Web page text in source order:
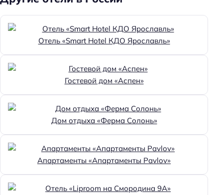
Отель «Smart Hotel КДО Ярославль»
Гостевой дом «Аспен»
Дом отдыха «Ферма Солонь»
Апартаменты «Апартаменты Pavlov»